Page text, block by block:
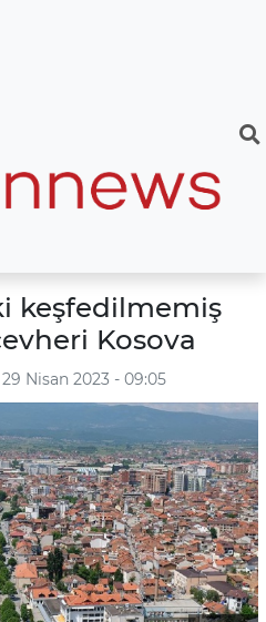
keşfedilmemiş
Kosova
Nisan 2023 - 09:05